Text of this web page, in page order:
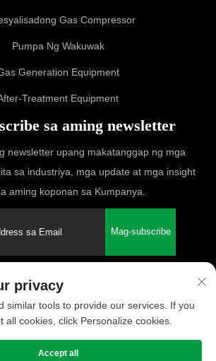
Gas Compressor
Pumpa Ng Wakuwak
Generation Equipment
Treatment Equipment
sa aming newsletter
newsletter upang makatanggap ng mga
sa industriya, mga update at mga insight
aming koponan sa Kumpanya.
Mag-subscribe
privacy
similar tools to provide our services. If you
all cookies, click Personalize cookies.
Accept all